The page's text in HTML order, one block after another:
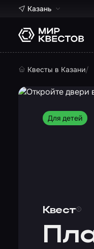
Казань
Квесты в Казани
Для детей
Квест